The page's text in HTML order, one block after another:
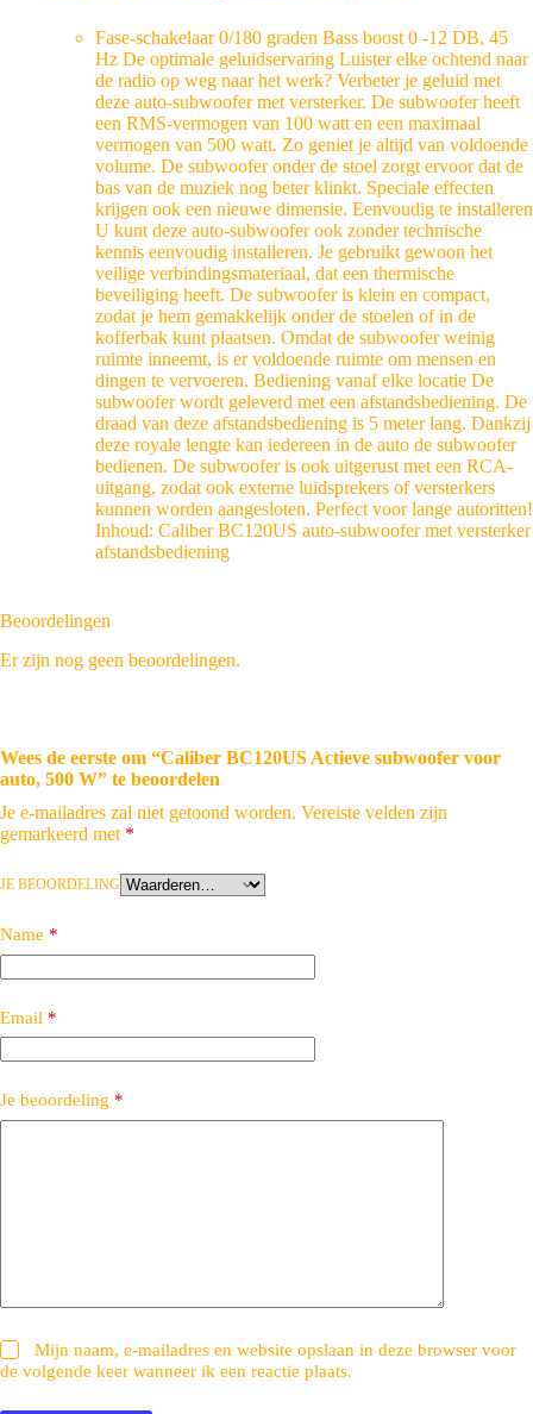
Fase-schakelaar 0/180 graden Bass boost 0 -12 DB, 45
Hz De optimale geluidservaring Luister elke ochtend naar
de radio op weg naar het werk? Verbeter je geluid met
deze auto-subwoofer met versterker. De subwoofer heeft
een RMS-vermogen van 100 watt en een maximaal
vermogen van 500 watt. Zo geniet je altijd van voldoende
volume. De subwoofer onder de stoel zorgt ervoor dat de
bas van de muziek nog beter klinkt. Speciale effecten
krijgen ook een nieuwe dimensie. Eenvoudig te installeren
U kunt deze auto-subwoofer ook zonder technische
kennis eenvoudig installeren. Je gebruikt gewoon het
veilige verbindingsmateriaal, dat een thermische
beveiliging heeft. De subwoofer is klein en compact,
zodat je hem gemakkelijk onder de stoelen of in de
kofferbak kunt plaatsen. Omdat de subwoofer weinig
ruimte inneemt, is er voldoende ruimte om mensen en
dingen te vervoeren. Bediening vanaf elke locatie De
subwoofer wordt geleverd met een afstandsbediening. De
draad van deze afstandsbediening is 5 meter lang. Dankzij
deze royale lengte kan iedereen in de auto de subwoofer
bedienen. De subwoofer is ook uitgerust met een RCA-
uitgang, zodat ook externe luidsprekers of versterkers
kunnen worden aangesloten. Perfect voor lange autoritten!
Inhoud: Caliber BC120US auto-subwoofer met versterker
afstandsbediening
Beoordelingen
Er zijn nog geen beoordelingen.
Wees de eerste om “Caliber BC120US Actieve subwoofer voor
auto, 500 W” te beoordelen
Je e-mailadres zal niet getoond worden. Vereiste velden zijn
gemarkeerd met *
JE BEOORDELING
Name *
Email *
Je beoordeling *
Mijn naam, e-mailadres en website opslaan in deze browser voor
de volgende keer wanneer ik een reactie plaats.